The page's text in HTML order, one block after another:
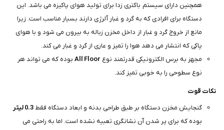
همچنین دارای سیستم باکتری زدا برای تولید هوای پاکیزه می باشد. این
دستگاه برای افرادی که به گرد و غبار آلرژی دارند بسیار مناسب است. زیرا
مانع از خروج گرد و غبار از داخل مخزن زباله به بیرون می شود و با هوای
پاکی که انتشار می دهد هوا را تمیز و عاری از گرد و غبار می کند.
مجهز به برس الکترونیکی قدرتمند نوع All Floor بوده که می تواند هر
نوع سطوحی را به خوبی تمیز کند.
نکات قوت
گنجایش مخزن دستگاه بر طبق طراحی بدنه و ابعاد دستگاه فقط0.3 لیتر
بوده که برای پر شدن آن نشانگری تعبیه نشده است. اما به راحتی می